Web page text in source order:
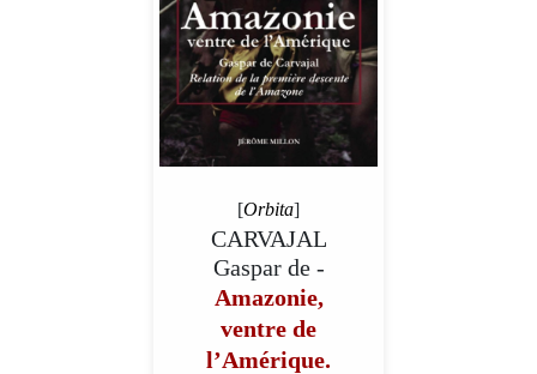
[Orbita]
CARVAJAL
Gaspar de -
Amazonie,
ventre de
l’Amérique.